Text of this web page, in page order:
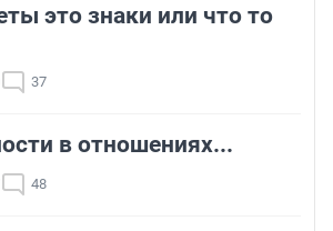
это знаки или что то
37
в отношениях...
48